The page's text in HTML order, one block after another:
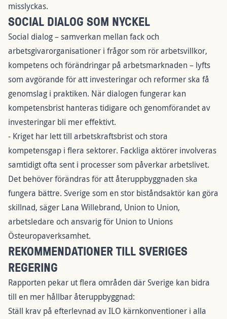
misslyckas.
SOCIAL DIALOG SOM NYCKEL
Social dialog – samverkan mellan fack och
arbetsgivarorganisationer i frågor som rör arbetsvillkor,
kompetens och förändringar på arbetsmarknaden – lyfts
som avgörande för att investeringar och reformer ska få
genomslag i praktiken. När dialogen fungerar kan
kompetensbrist hanteras tidigare och genomförandet av
investeringar bli mer effektivt.
- Kriget har lett till arbetskraftsbrist och stora
kompetensgap i flera sektorer. Fackliga aktörer involveras
samtidigt ofta sent i processer som påverkar arbetslivet.
Det behöver förändras för att återuppbyggnaden ska
fungera bättre. Sverige som en stor biståndsaktör kan göra
skillnad, säger Lana Willebrand, Union to Union,
arbetsledare och ansvarig för Union to Unions
Östeuropaverksamhet.
REKOMMENDATIONER TILL SVERIGES
REGERING
Rapporten pekar ut flera områden där Sverige kan bidra
till en mer hållbar återuppbyggnad:
Ställ krav på efterlevnad av ILO kärnkonventioner i alla